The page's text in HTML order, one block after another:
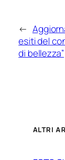
←
esiti del
di bellezza”
ALTRI